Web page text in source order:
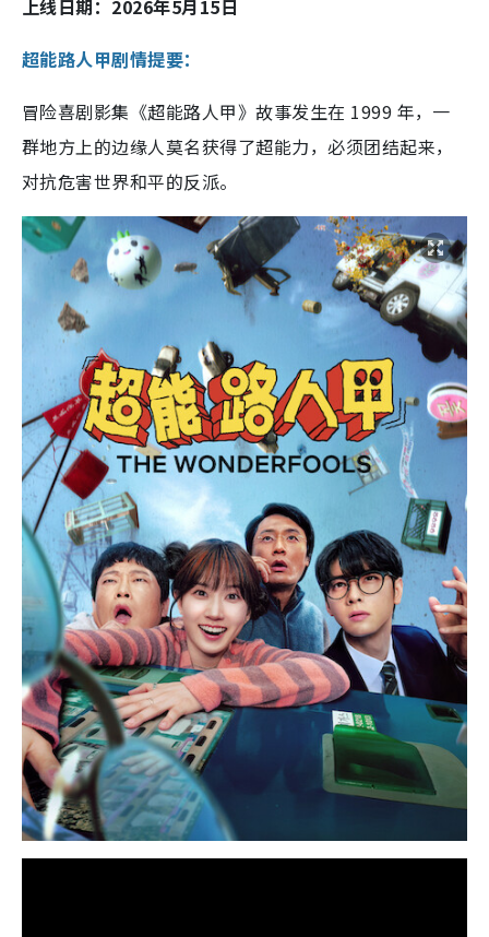
上线日期：2026年5月15日
超能路人甲剧情提要：
冒险喜剧影集《超能路人甲》故事发生在 1999 年，一
群地方上的边缘人莫名获得了超能力，必须团结起来，
对抗危害世界和平的反派。